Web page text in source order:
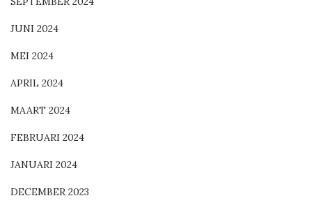
JUNI 2024
MEI 2024
APRIL 2024
MAART 2024
FEBRUARI 2024
JANUARI 2024
DECEMBER 2023